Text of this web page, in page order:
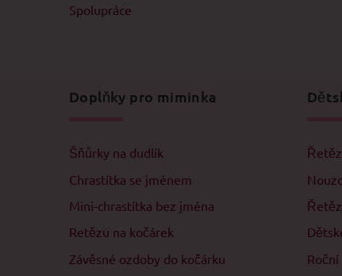
Spolupráce
Doplňky pro miminka
Šňůrky na dudlík
Chrastítka se jménem
Mini-chrastítka bez jména
Retězu na kočárek
Závěsné ozdoby do kočárku